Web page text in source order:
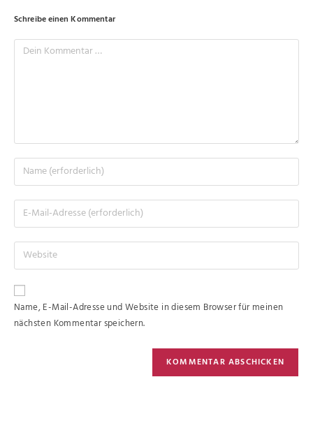
Schreibe einen Kommentar
Name, E-Mail-Adresse und Website in diesem Browser für meinen
nächsten Kommentar speichern.